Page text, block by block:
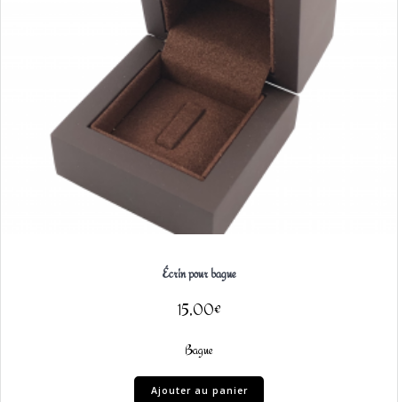
Écrin pour bague
15,00€
Bague
Ajouter au panier